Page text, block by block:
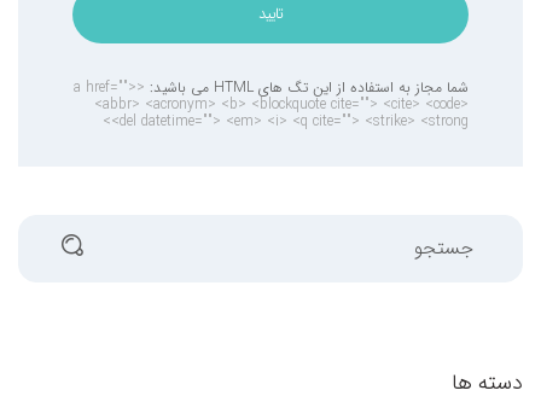
تایید
شما مجاز به استفاده از این تگ های HTML می باشید: <a href="">
<abbr> <acronym> <b> <blockquote cite=""> <cite> <code>
<del datetime=""> <em> <i> <q cite=""> <strike> <strong>
دسته ها